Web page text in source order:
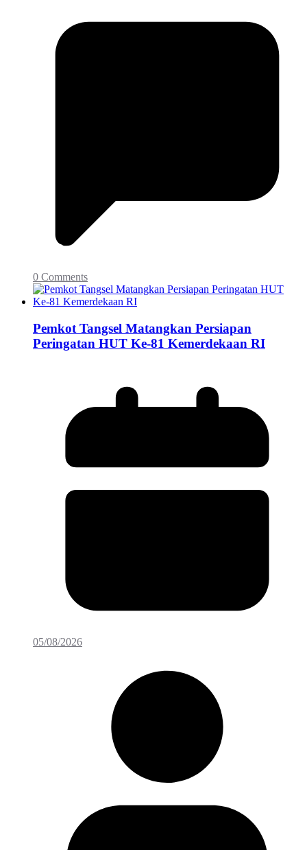
0 Comments
Pemkot Tangsel Matangkan Persiapan
Peringatan HUT Ke-81 Kemerdekaan RI
05/08/2026